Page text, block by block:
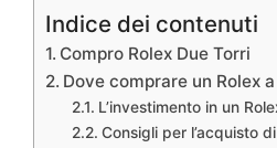
Indice dei contenuti
Compro Rolex Due Torri
Dove comprare un Rolex
L’investimento in un
Consigli per l’acquisto